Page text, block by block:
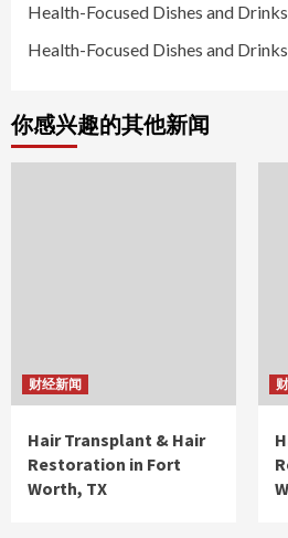
Health-Focused Dishes and
Health-Focused Dishes and
你感兴趣的其他新闻
财经新闻
Hair Transplant & Hair
Restoration in Fort
Worth, TX